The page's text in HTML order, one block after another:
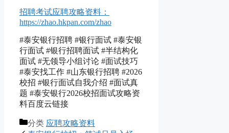
招聘考试应聘攻略资料：
https://zhao.hkpan.com/zhao
#泰安银行招聘 #银行面试 #泰安银
行面试 #银行招聘面试 #半结构化
面试 #无领导小组讨论 #面试技巧
#泰安找工作 #山东银行招聘 #2026
校招 #银行面试自我介绍 #面试真
题 #泰安银行2026校招面试攻略资
料百度云链接
分类 应聘攻略资料